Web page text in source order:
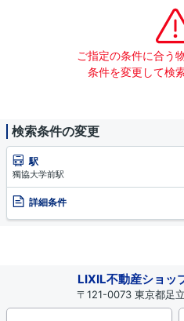
ご指定の条件に合う
条件を変更して検
検索条件の変更
駅
獨協大学前駅
詳細条件
LIXIL不動産ショッ
〒121-0073 東京都足